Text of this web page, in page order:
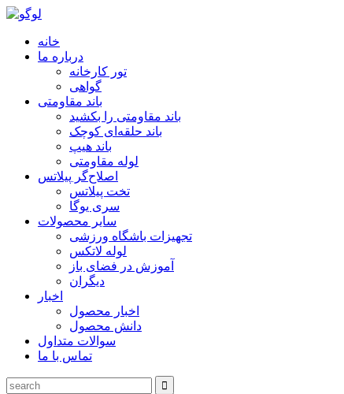
خانه
درباره ما
تور کارخانه
گواهی
باند مقاومتی
باند مقاومتی را بکشید
باند حلقه‌ای کوچک
باند هیپ
لوله مقاومتی
اصلاح‌گر پیلاتس
تخت پیلاتس
سری یوگا
سایر محصولات
تجهیزات باشگاه ورزشی
لوله لاتکس
آموزش در فضای باز
دیگران
اخبار
اخبار محصول
دانش محصول
سوالات متداول
تماس با ما